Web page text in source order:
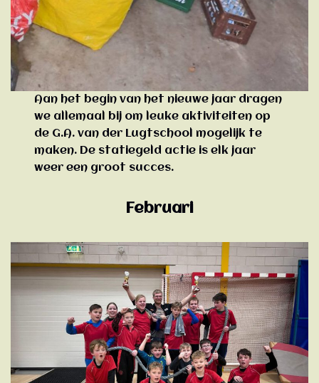
Aan het begin van het nieuwe jaar dragen
we allemaal bij om leuke aktiviteiten op
de G.A. van der Lugtschool mogelijk te
maken. De statiegeld actie is elk jaar
weer een groot succes.
Februari